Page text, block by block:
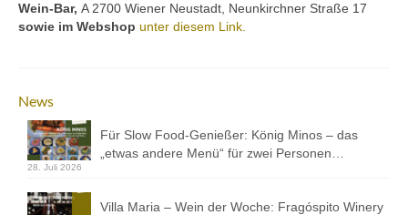
Downloads
Impressum
Wein-Bar, A 2700 Wiener Neustadt, Neunkirchner Straße 17
sowie im Webshop unter diesem Link.
News
Für Slow Food-Genießer: König Minos – das
„etwas andere Menü“ für zwei Personen…
28. Juli 2026
Villa Maria – Wein der Woche: Fragóspito Winery